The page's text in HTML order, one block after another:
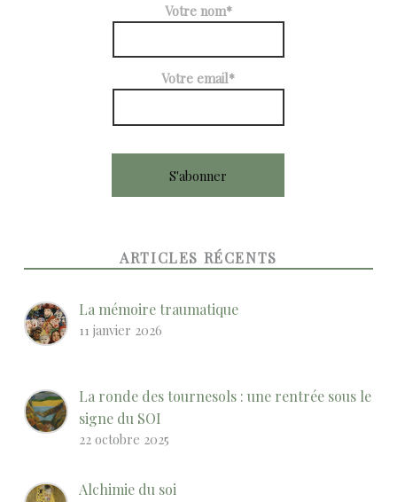
Votre nom*
Votre email*
ARTICLES RÉCENTS
La mémoire traumatique
11 janvier 2026
La ronde des tournesols : une rentrée sous le
signe du SOI
22 octobre 2025
Alchimie du soi